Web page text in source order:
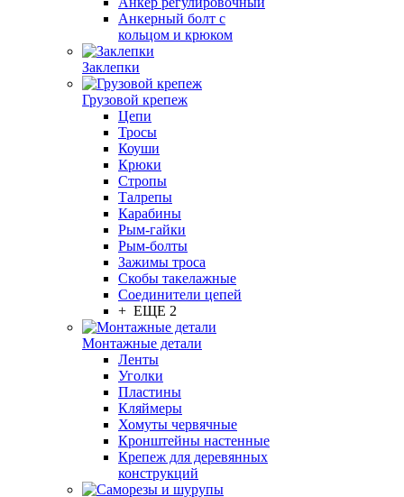
Анкерный болт с
кольцом и крюком
Заклепки
Грузовой крепеж
Цепи
Тросы
Коуши
Крюки
Стропы
Талрепы
Карабины
Рым-гайки
Рым-болты
Зажимы троса
Скобы такелажные
Соединители цепей
+ ЕЩЕ 2
Монтажные детали
Ленты
Уголки
Пластины
Кляймеры
Хомуты червячные
Кронштейны настенные
Крепеж для деревянных
конструкций